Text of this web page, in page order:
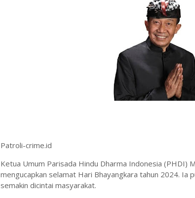
Patroli-crime.id
Ketua Umum Parisada Hindu Dharma Indonesia (PHDI)
mengucapkan selamat Hari Bhayangkara tahun 2024. Ia
semakin dicintai masyarakat.